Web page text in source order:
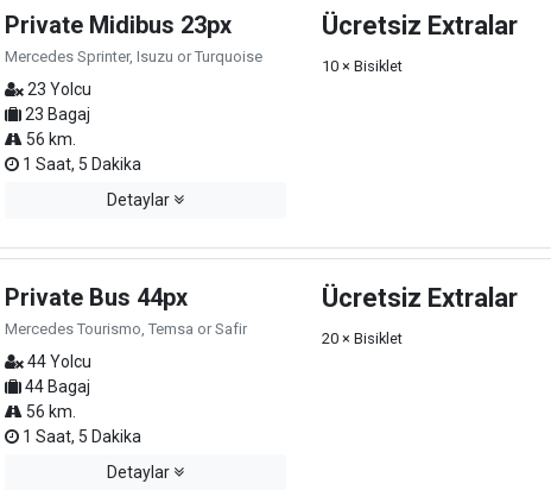
Private Midibus 23px
Mercedes Sprinter, Isuzu or Turquoise
23 Yolcu
23 Bagaj
56 km.
1 Saat, 5 Dakika
Detaylar
Ücretsiz Extralar
10 × Bisiklet
Private Bus 44px
Mercedes Tourismo, Temsa or Safir
44 Yolcu
44 Bagaj
56 km.
1 Saat, 5 Dakika
Detaylar
Ücretsiz Extralar
20 × Bisiklet